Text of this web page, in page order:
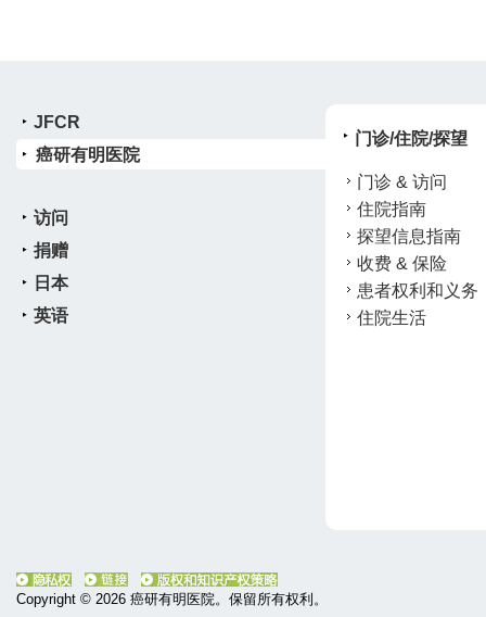
JFCR
癌研有明医院
访问
捐赠
日本
英语
门诊/住院/探望
门诊 & 访问
住院指南
探望信息指南
收费 & 保险
患者权利和义务
住院生活
Copyright © 2026 癌研有明医院。保留所有权利。